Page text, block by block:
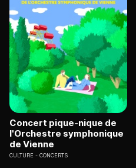
Concert pique-nique de
l'Orchestre symphonique
de Vienne
CULTURE CONCERTS